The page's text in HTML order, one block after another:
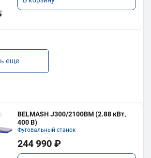
еще
BELMASH J300/2100ВМ (2.88 кВт,
400 В)
Фуговальный станок
244 990 ₽